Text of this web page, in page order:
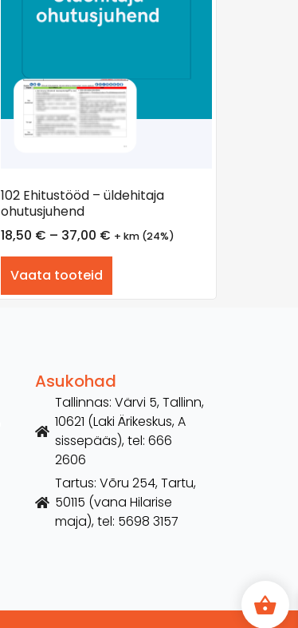
102 Ehitustööd – üldehitaja
ohutusjuhend
18,50 € – 37,00 € + km (24%)
Vaata tooteid
Asukohad
Tallinnas: Värvi 5, Tallinn,
10621 (Laki Ärikeskus, A
sissepääs), tel: 666
2606
Tartus: Võru 254, Tartu,
50115 (vana Hilarise
maja), tel: 5698 3157